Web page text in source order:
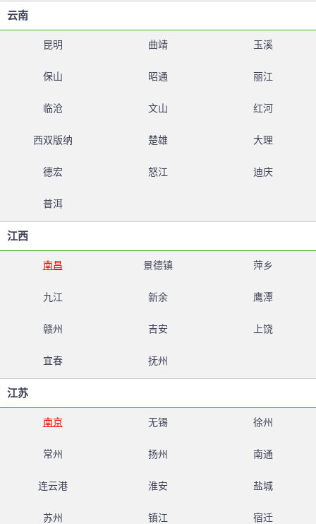
云南
昆明 曲靖 玉溪
保山 昭通 丽江
临沧 文山 红河
西双版纳 楚雄 大理
德宏 怒江 迪庆
普洱
江西
南昌 景德镇 萍乡
九江 新余 鹰潭
赣州 吉安 上饶
宜春 抚州
江苏
南京 无锡 徐州
常州 扬州 南通
连云港 淮安 盐城
苏州 镇江 宿迁